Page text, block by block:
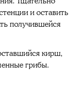
и оставить
получившейся
кирш,
грибы.